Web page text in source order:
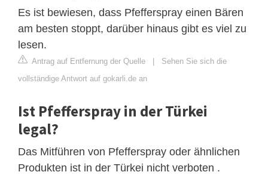
Es ist bewiesen, dass Pfefferspray einen Bären
am besten stoppt, darüber hinaus gibt es viel zu
lesen.
Antrag auf Entfernung der Quelle | Sehen Sie sich die
vollständige Antwort auf gokarli.de an
Ist Pfefferspray in der Türkei
legal?
Das Mitführen von Pfefferspray oder ähnlichen
Produkten ist in der Türkei nicht verboten .